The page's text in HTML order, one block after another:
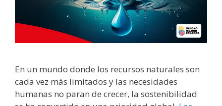
En un mundo donde los recursos naturales son
cada vez más limitados y las necesidades
humanas no paran de crecer, la sostenibilidad